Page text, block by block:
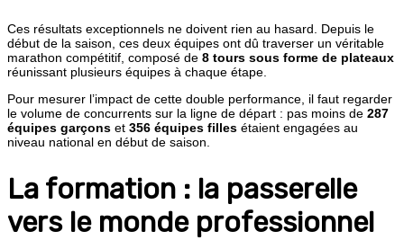
Ces résultats exceptionnels ne doivent rien au hasard. Depuis le
début de la saison, ces deux équipes ont dû traverser un véritable
marathon compétitif, composé de 8 tours sous forme de plateaux
réunissant plusieurs équipes à chaque étape.
Pour mesurer l’impact de cette double performance, il faut regarder
le volume de concurrents sur la ligne de départ : pas moins de 287
équipes garçons et 356 équipes filles étaient engagées au
niveau national en début de saison.
La formation : la passerelle
vers le monde professionnel